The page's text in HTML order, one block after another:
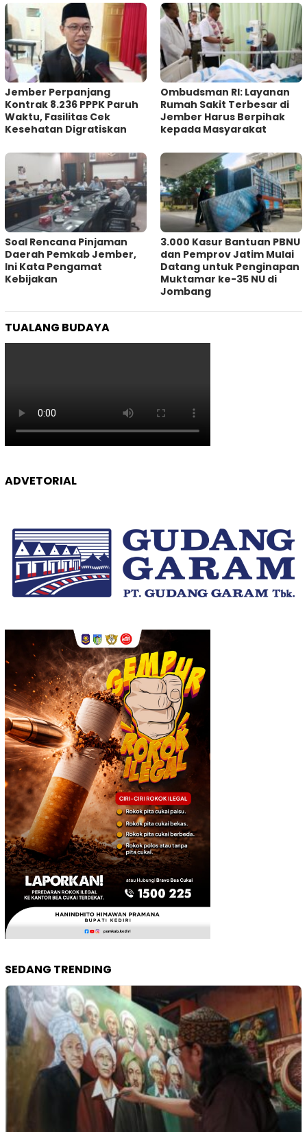
Jember Perpanjang
Kontrak 8.236 PPPK Paruh
Waktu, Fasilitas Cek
Kesehatan Digratiskan
Ombudsman RI: Layanan
Rumah Sakit Terbesar di
Jember Harus Berpihak
kepada Masyarakat
‎Soal Rencana Pinjaman
Daerah Pemkab Jember,
Ini Kata Pengamat
Kebijakan ‎
3.000 Kasur Bantuan PBNU
dan Pemprov Jatim Mulai
Datang untuk Penginapan
Muktamar ke-35 NU di
Jombang
TUALANG BUDAYA
ADVETORIAL
SEDANG TRENDING